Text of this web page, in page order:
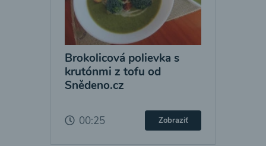
Brokolicová polievka s
krutónmi z tofu od
Snědeno.cz
00:25 Zobraziť